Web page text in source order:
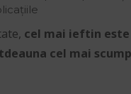
cel mai ieftin este
cel mai